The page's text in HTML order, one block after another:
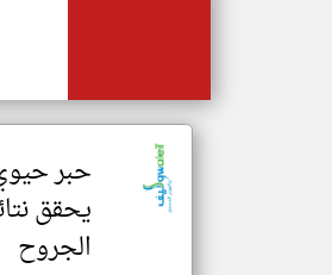
حبر
يحقق
الجروح